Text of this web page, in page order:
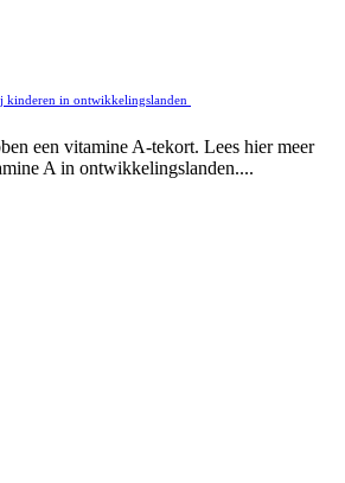
kinderen in ontwikkelingslanden
een vitamine A-tekort. Lees hier meer
A in ontwikkelingslanden....